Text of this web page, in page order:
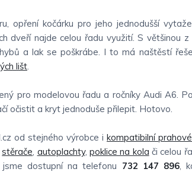
opření kočárku pro jeho jednodušší
dveří najde celou řadu využití. S většinou z
a lak se poškrábe. I to má naštěstí
lišt.
pro modelovou řadu a ročníky Audi A6.
očistit a kryt jednoduše přilepit. Hotovo.
od stejného výrobce i kompatibilní
stěrače, autoplachty, poklice na kola či celou
dostupní na telefonu 732 147 896,